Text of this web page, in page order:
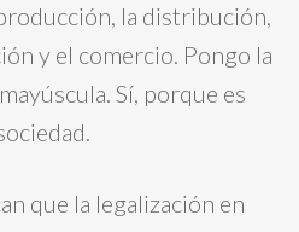
la distribución,
y el comercio. Pongo la
Sí, porque es
que la legalización en